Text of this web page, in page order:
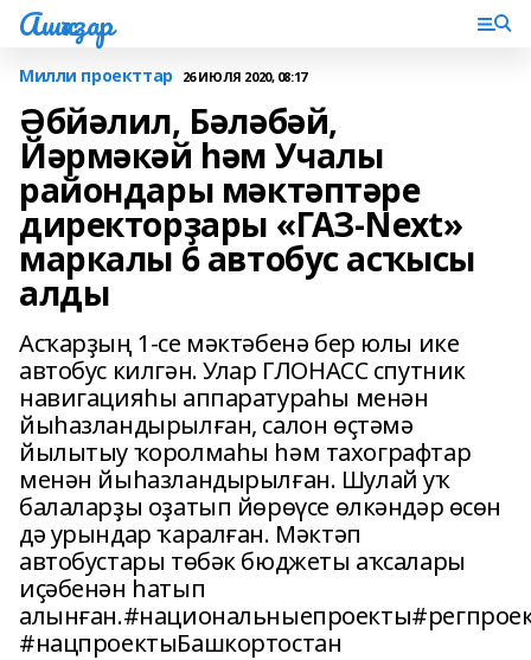
Ашҡаҙар
Милли проекттар 26 ИЮЛЯ 2020, 08:17
Әбйәлил, Бәләбәй,
Йәрмәкәй һәм Учалы
райондары мәктәптәре
директорҙары «ГАЗ-Next»
маркалы 6 автобус асҡысы
алды
Асҡарҙың 1-се мәктәбенә бер юлы ике
автобус килгән. Улар ГЛОНАСС спутник
навигацияһы аппаратураһы менән
йыһазландырылған, салон өҫтәмә
йылытыу ҡоролмаһы һәм тахографтар
менән йыһазландырылған. Шулай уҡ
балаларҙы оҙатып йөрөүсе өлкәндәр өсөн
дә урындар ҡаралған. Мәктәп
автобустары төбәк бюджеты аҡсалары
иҫәбенән һатып
#нацпроектыБашкортостан